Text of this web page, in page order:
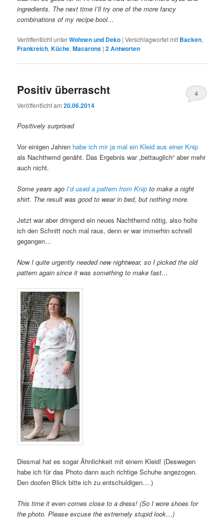
ingredients. The next time I’ll try one of the more fancy
combinations of my recipe bool…
Veröffentlicht unterWohnen und Deko |Verschlagwortet mit Backen,
Frankreich,Küche,Macarons |2Antworten
Positiv überrascht
Veröffentlicht am20.06.2014
4
Positively surprised
Vor einigen Jahren habe ich mir ja mal ein Kleid aus einer Knip
als Nachthemd genäht. Das Ergebnis war „bettauglich“ aber mehr
auch nicht.
Some years agoI’d used a pattern from Knip to make a night
shirt. The result was good to wear in bed, but nothing more.
Jetzt war aber dringend ein neues Nachthemd nötig, also holte
ich den Schnitt noch mal raus, denn er war immerhin schnell
gegangen…
Now I quite urgently needed new nightwear, so I picked the old
pattern again since it was something to make fast…
Diesmal hat es sogar Ähnlichkeit mit einem Kleid! (Deswegen
habe ich für das Photo dann auch richtige Schuhe angezogen.
Den doofen Blick bitte ich zu entschuldigen….)
This time it even comes close to a dress! (So I wore shoes for
the photo. Please excuse the extremely stupid look…)